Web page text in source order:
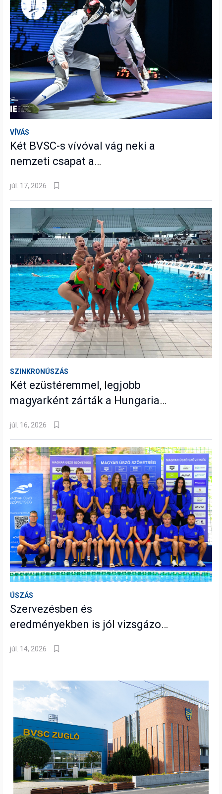
VÍVÁS
Két BVSC-s vívóval vág neki a
nemzeti csapat a
júl. 17, 2026
SZINKRONÚSZÁS
Két ezüstéremmel, legjobb
magyarként zárták a Hungarian
júl. 16, 2026
ÚSZÁS
Szervezésben és
eredményekben is jól vizsgázott
Országos Bajnokságon
júl. 14, 2026